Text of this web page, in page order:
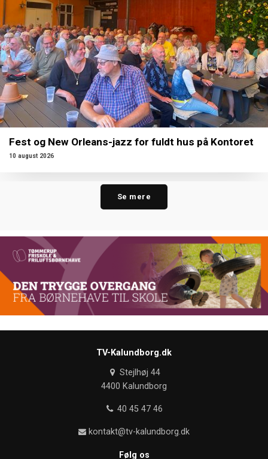
Fest og New Orleans-jazz for fuldt hus på Kontoret
10 august 2026
Se mere
TV-Kalundborg.dk
Stejlhøj 44
4400 Kalundborg
40 45 47 46
kontakt@tv-kalundborg.dk
Følg os